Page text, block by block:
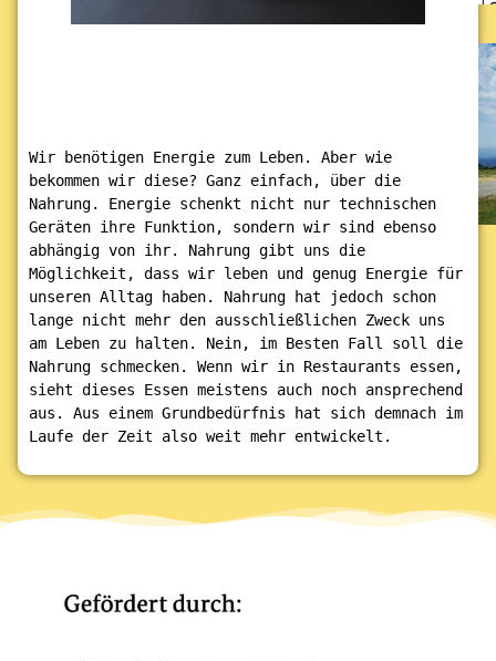
Wir benötigen Energie zum Leben. Aber wie
bekommen wir diese? Ganz einfach, über die
Nahrung. Energie schenkt nicht nur technischen
Geräten ihre Funktion, sondern wir sind ebenso
abhängig von ihr. Nahrung gibt uns die
Möglichkeit, dass wir leben und genug Energie für
unseren Alltag haben. Nahrung hat jedoch schon
lange nicht mehr den ausschließlichen Zweck uns
am Leben zu halten. Nein, im Besten Fall soll die
Nahrung schmecken. Wenn wir in Restaurants essen,
sieht dieses Essen meistens auch noch ansprechend
aus. Aus einem Grundbedürfnis hat sich demnach im
Laufe der Zeit also weit mehr entwickelt.